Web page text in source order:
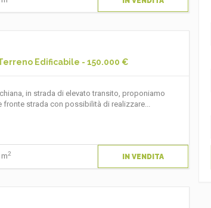
Edificabile - 150.000 €
in strada di elevato transito, proponiamo
fronte strada con possibilità di realizzare...
2 IN VENDITA